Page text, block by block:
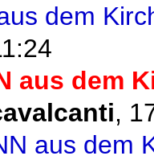
dem
aus dem
,
aus dem